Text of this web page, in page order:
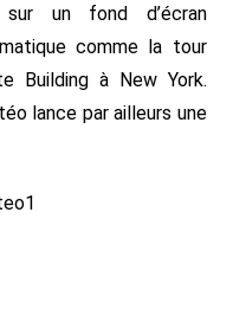
un fond d’écran
comme la tour
Building à New York.
lance par ailleurs une